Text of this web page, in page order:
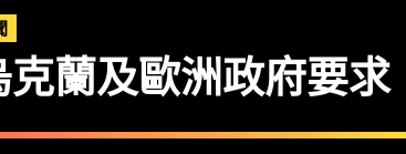
克蘭及歐洲政府要